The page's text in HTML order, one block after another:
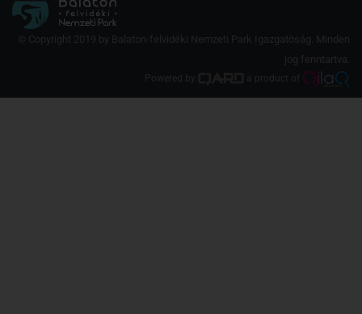
© Copyright 2019 by Balaton-felvidéki Nemzeti Park Igazgatóság. Minden
jog fenntartva.
Powered by a product of